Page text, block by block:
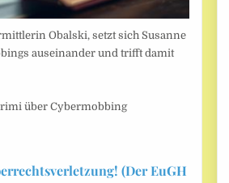
Obalski, setzt sich Susanne
auseinander und trifft damit
über Cybermobbing
(Der EuGH